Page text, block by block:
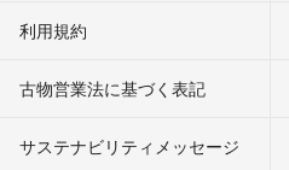
利用規約
古物営業法に基づく表記
サステナビリティメッセージ